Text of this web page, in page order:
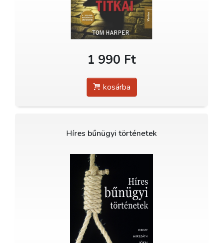
1 990 Ft
kosárba
Híres bűnügyi történetek